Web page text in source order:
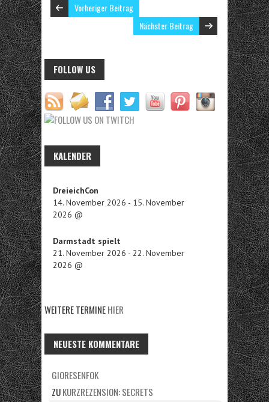
Vorheriger Beitrag
Nächster Beitrag
FOLLOW US
KALENDER
DreieichCon
14. November 2026 - 15. November
2026 @
Darmstadt spielt
21. November 2026 - 22. November
2026 @
WEITERE TERMINEHIER
NEUESTE KOMMENTARE
GIORESENFOK
ZUKURZREZENSION: SECRETS